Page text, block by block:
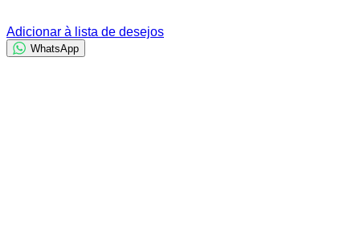
Adicionar à lista de desejos
WhatsApp